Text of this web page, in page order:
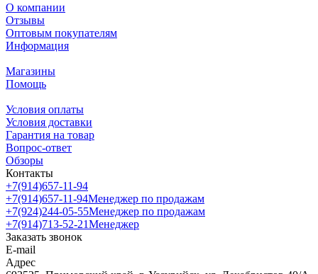
О компании
Отзывы
Оптовым покупателям
Информация
Магазины
Помощь
Условия оплаты
Условия доставки
Гарантия на товар
Вопрос-ответ
Обзоры
Контакты
+7(914)657-11-94
+7(914)657-11-94Менеджер по продажам
+7(924)244-05-55Менеджер по продажам
+7(914)713-52-21Менеджер
Заказать звонок
E-mail
Адрес